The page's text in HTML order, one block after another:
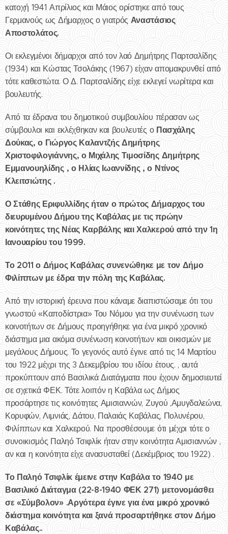
κατοχή 1941 Απρίλιος και Μάιος ορίστηκε από τους
Γερμανούς ως Δήμαρχος ο γιατρός Αναστάσιος
Αποστολάτος.
Οι εκλεγμένοι δήμαρχοι από τον λαό Δημήτρης Παρτσαλίδης
(1934) και Κώστας Τσολάκης (1967) είχαν απομακρυνθεί από
τότε καθεστώτα. Ο Δ. Παρτσαλίδης είχε εκλεγεί νωρίτερα και
βουλευτής.
Από τα έδρανα του δημοτικού συμβουλίου πέρασαν ως
σύμβουλοι και εκλέχθηκαν και βουλευτές ο Πασχάλης
Δούκας, ο Γιώργος Καλαντζής Δημήτρης
Χριστοφιλογιάννης, ο Μιχάλης Τιμοσίδης Δημήτρης
Εμμανουηλίδης , ο Ηλίας Ιωαννίδης , ο Ντίνος
Κλειτσιώτης .
Ο Στάθης Εριφυλλίδης ήταν ο πρώτος Δήμαρχος του
διευρυμένου Δήμου της Καβάλας με τις πρώην
κοινότητες της Νέας Καρβάλης και Χαλκερού από την 1η
Ιανουαρίου του 1999.
Το 2011 ο Δήμος Καβάλας συνενώθηκε με τον Δήμο
Φιλίππων με έδρα την πόλη της Καβάλας.
Από την ιστορική έρευνα που κάναμε διαπιστώσαμε ότι του
γνωστού «Καποδίστρια» Του Νόμου για την συνένωση των
κοινοτήτων σε Δήμους προηγήθηκε για ένα μικρό χρονικό
διάστημα μια ακόμα συνένωση κοινοτήτων και οικισμών με
μεγάλους Δήμους. Το γεγονός αυτό έγινε από τις 14 Μαρτίου
του 1922 μέχρι της 3 Δεκεμβρίου του ιδίου έτους. , αυτά
προκύπτουν από Βασιλικά Διατάγματα που έχουν δημοσιευτεί
σε σχετικά ΦΕΚ. Τότε λοιπόν η Καβάλα ως Δήμος
προσάρτησε τις κοινότητες Αμισιαννών, Ζυγού ,Αμυγδαλεώνα,
Κορυφών, Λιμνιάς, Δάτου, Παλαιάς Καβάλας, Πολυνέρου,
Φιλίππων και Χαλκερού. Να προσθέσουμε ότι μέχρι τότε ο
συνοικισμός Παληό Τσιφλίκ ήταν στην κοινότητα Αμισιαννών ,
αν και η κοινότητα είχε ανασυσταθεί (Δεκέμβριος του 1922) .
Το Παληό Τσιφλίκ έμεινε στην Καβάλα το 1940 με
Βασιλικό Διάταγμα (22-8-1940 ΦΕΚ 271) μετονομάσθει
σε «Σύμβολον» .Αργότερα έγινε για ένα μικρό χρονικό
διάστημα κοινότητα και ξανά προσαρτήθηκε στον Δήμο
Καβάλας..